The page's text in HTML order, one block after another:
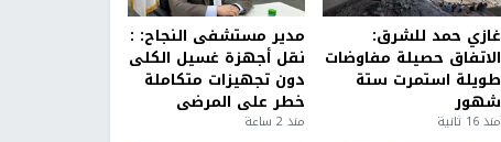
غازي حمد للشرق:
الاتفاق حصيلة مفاوضات
طويلة استمرت ستة
شهور
منذ 16 ثانية
مدير مستشفى النجاح: :
نقل أجهزة غسيل الكلى
دون تجهيزات متكاملة
خطر على المرضى
منذ 2 ساعة